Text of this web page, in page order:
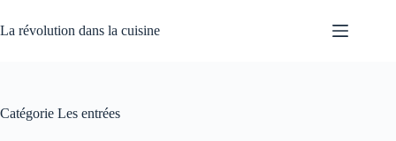
au
contenu
La révolution dans la cuisine
Catégorie Les entrées